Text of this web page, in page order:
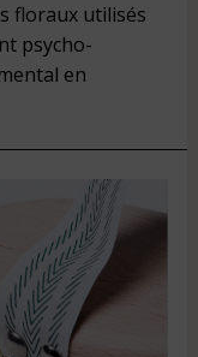
floraux utilisés
psycho-
en